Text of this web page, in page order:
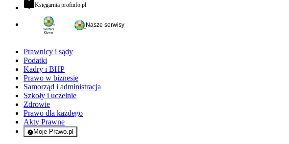
Księgarnia profinfo.plotwiera się w nowej karcie
Nasze serwisy
Prawnicy i sądy
Podatki
Kadry i BHP
Prawo w biznesie
Samorząd i administracja
Szkoły i uczelnie
Zdrowie
Prawo dla każdego
Akty Prawne
Moje Prawo.pl
- rejestracja i logowanie do serwisu